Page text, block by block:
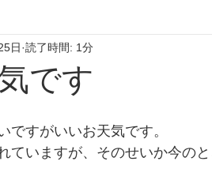
です
日 読了時間: 1分
ですがいいお天気です。
ていますが、そのせいか今の